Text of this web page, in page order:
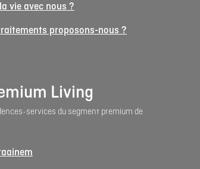
vie avec nous ?
proposons-nous ?
Living
services du segment premium de